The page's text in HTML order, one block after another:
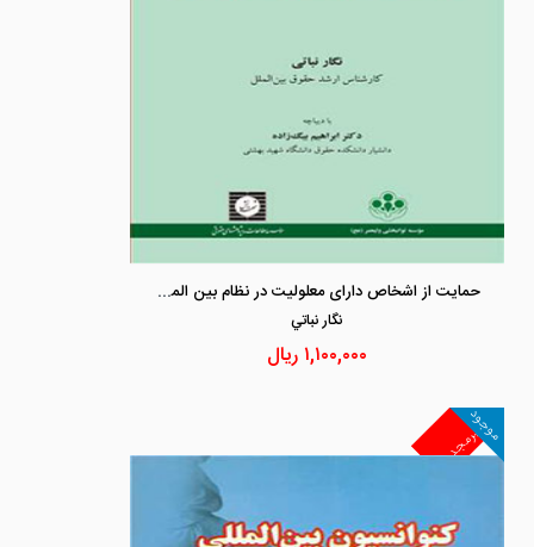
حمایت از اشخاص دارای معلولیت در نظام بین المللی حقوق بشر
نگار نباتي
۱,۱۰۰,۰۰۰ ریال
غیرمجد
موجود